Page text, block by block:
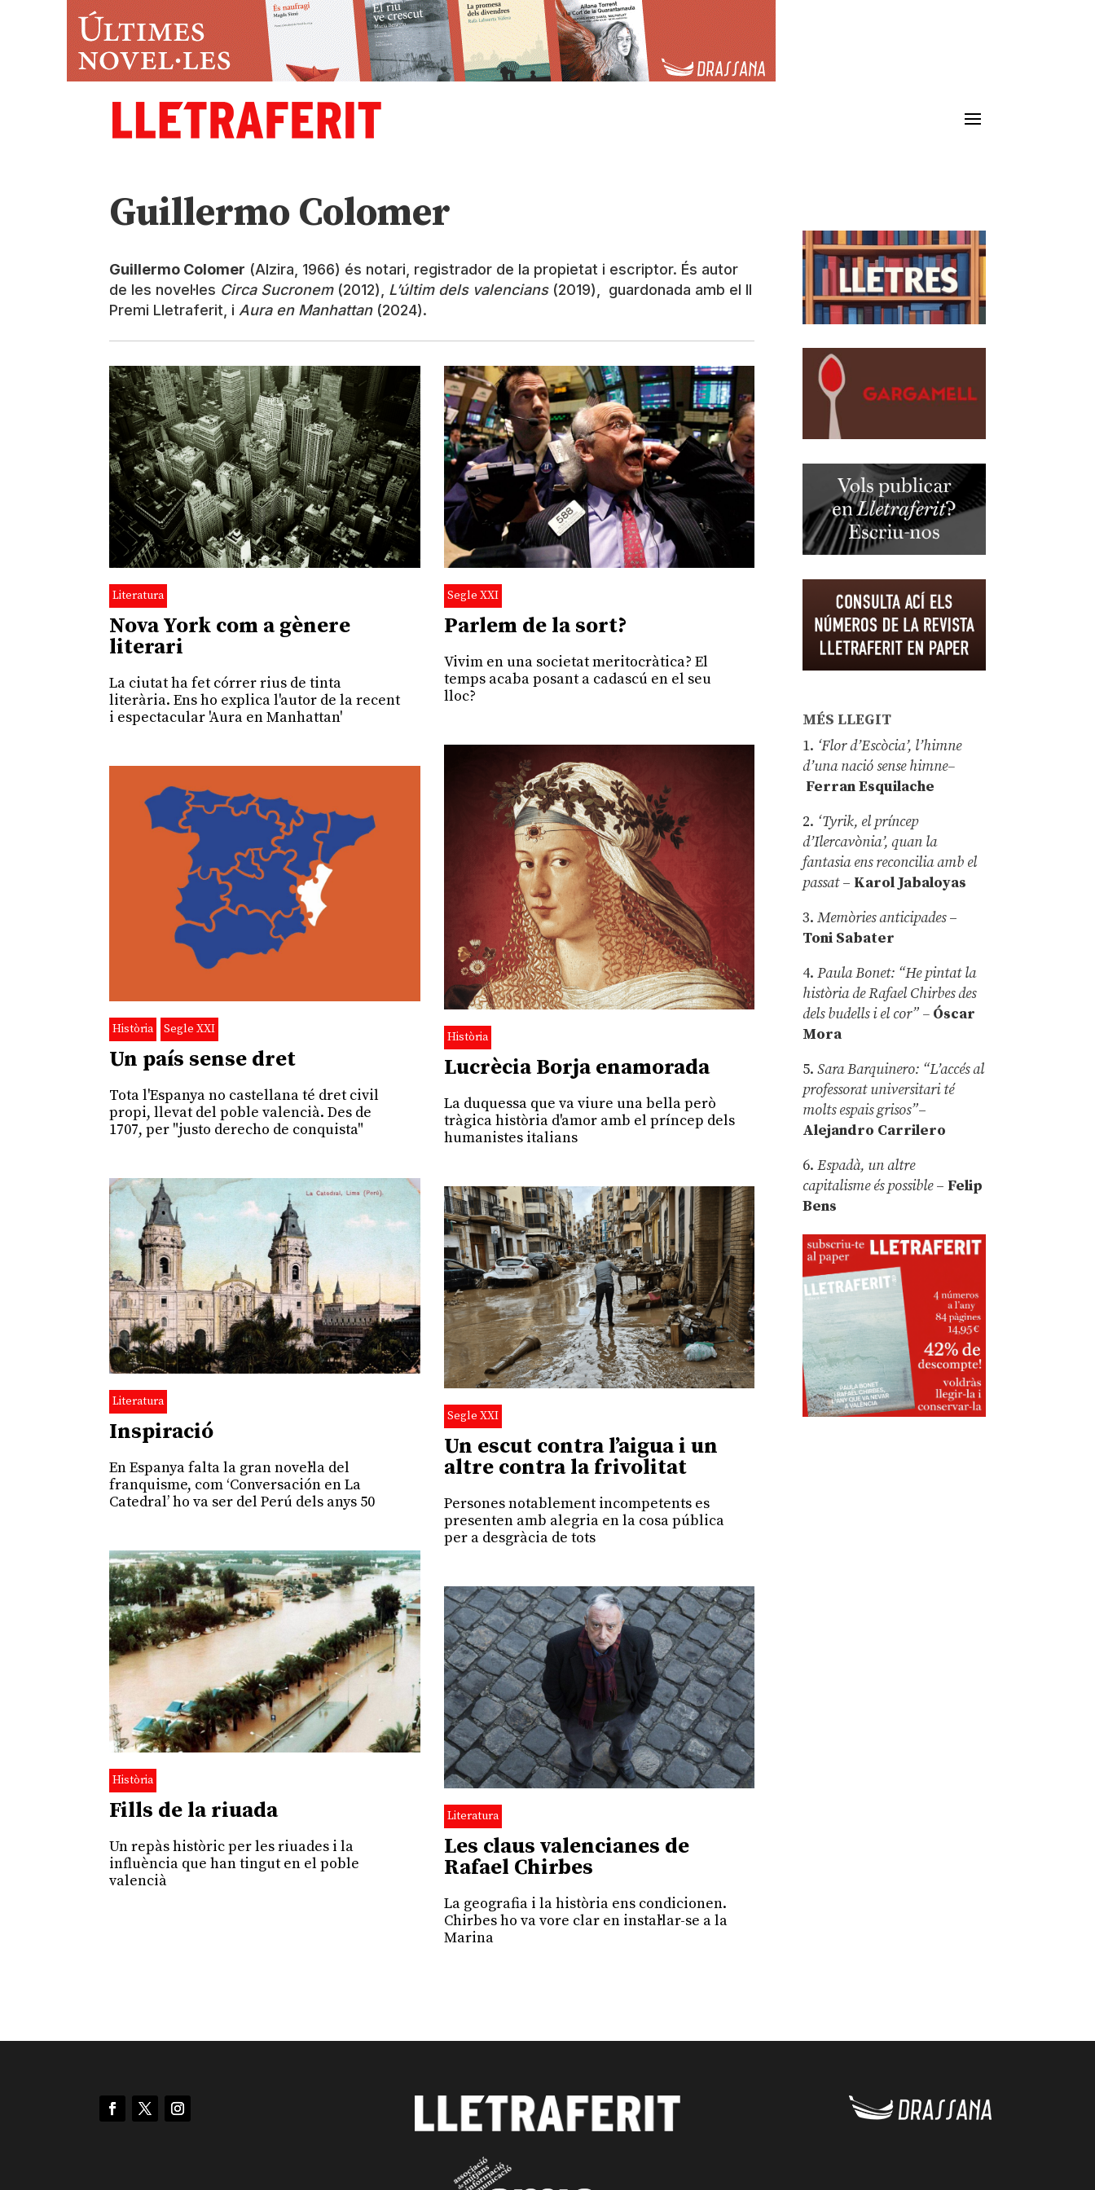
Guillermo Colomer
Guillermo Colomer (Alzira, 1966) és notari, registrador de la propietat i escriptor. És autor
de les novel·les Circa Sucronem(2012), L’últim dels valencians (2019), guardonada amb el II
Premi Lletraferit, iAura en Manhattan(2024).
Literatura
Nova York com a gènere
literari
La ciutat ha fet córrer rius de tinta
literària. Ens ho explica l'autor de la recent
i espectacular 'Aura en Manhattan'
Segle XXI
Parlem de la sort?
Vivim en una societat meritocràtica? El
temps acaba posant a cadascú en el seu
lloc?
Història
Lucrècia Borja enamorada
La duquessa que va viure una bella però
tràgica història d'amor amb el príncep dels
humanistes italians
Història Segle XXI
Un país sense dret
Tota l'Espanya no castellana té dret civil
propi, llevat del poble valencià. Des de
1707, per "justo derecho de conquista"
Literatura
Inspiració
En Espanya falta la gran novel·la del
franquisme, com ‘Conversación en La
Catedral’ ho va ser del Perú dels anys 50
Segle XXI
Un escut contra l’aigua i un
altre contra la frivolitat
Persones notablement incompetents es
presenten amb alegria en la cosa pública
per a desgràcia de tots
Història
Fills de la riuada
Un repàs històric per les riuades i la
influència que han tingut en el poble
valencià
Literatura
Les claus valencianes de
Rafael Chirbes
La geografia i la història ens condicionen.
Chirbes ho va vore clar en instal·lar-se a la
Marina
MÉS LLEGIT
1. ‘Flor d’Escòcia’, l’himne
d’una nació sense himne–
Ferran Esquilache
2. ‘Tyrik, el príncep
d’Ilercavònia’, quan la
fantasia ens reconcilia amb el
passat– Karol Jabaloyas
3.Memòries anticipades–
Toni Sabater
4.Paula Bonet: “He pintat la
història de Rafael Chirbes des
dels budells i el cor” – Óscar
Mora
5.Sara Barquinero: “L’accés al
professorat universitari té
molts espais grisos”–
Alejandro Carrilero
6.Espadà, un altre
capitalisme és possible – Felip
Bens